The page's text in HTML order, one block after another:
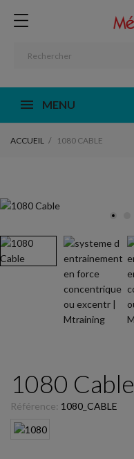
MENU
ACCUEIL 1080 CABLE
1080 Cable
Référence: 1080_CABLE